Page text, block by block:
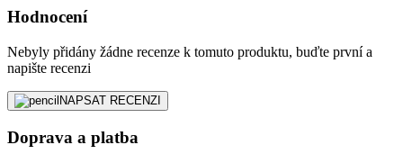
Hodnocení
Nebyly přidány žádne recenze k tomuto produktu, buďte první a
napište recenzi
NAPSAT RECENZI
Doprava a platba